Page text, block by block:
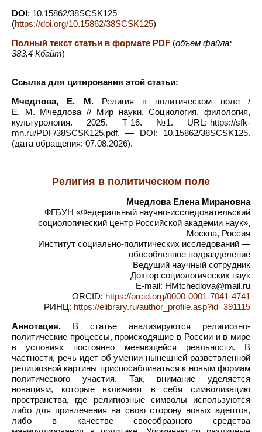
DOI : 10.15862/38SCSK125
(https://doi.org/10.15862/38SCSK125)
Полный текст статьи в формате PDF (объем файла:
383.4 Кбайт)
Ссылка для цитирования этой статьи:
Мчедлова, Е. М.Религия в политическом поле /
Е. М. Мчедлова // Мир науки. Социология, филология,
культурология. — 2025. — Т 16. — №1. — URL: https://sfk-
mn.ru/PDF/38SCSK125.pdf. — DOI: 10.15862/38SCSK125.
(дата обращения: 07.08.2026).
Религия в политическом поле
Мчедлова Елена Мирановна
ФГБУН «Федеральный научно-исследовательский
социологический центр Российской академии наук»,
Москва, Россия
Институт социально-политических исследований —
обособленное подразделение
Ведущий научный сотрудник
Доктор социологических наук
E-mail: HMtchedlova@mail.ru
ORCID: https://orcid.org/0000-0001-7041-4741
РИНЦ: https://elibrary.ru/author_profile.asp?id=391115
Аннотация. В статье анализируются религиозно-
политические процессы, происходящие в России и в мире
в условиях постоянно меняющейся реальности. В
частности, речь идет об умении нынешней разветвленной
религиозной картины приспосабливаться к новым формам
политического участия. Так, внимание уделяется
новациям, которые включают в себя символизацию
пространства, где религиозные символы используются
либо для привлечения на свою сторону новых адептов,
либо в качестве своеобразного средства